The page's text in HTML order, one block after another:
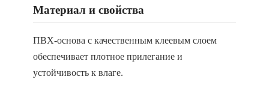
Материал и свойства
ПВХ-основа с качественным клеевым слоем
обеспечивает плотное прилегание и
устойчивость к влаге.